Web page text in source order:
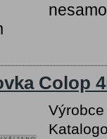
Colop